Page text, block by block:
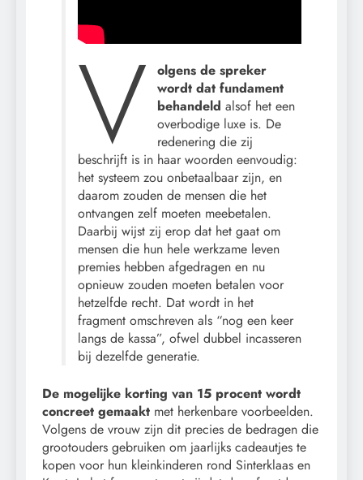
V
olgens de spreker
wordt dat fundament
behandeldalsof het een
overbodige luxe is. De
redenering die zij
beschrijft is in haar woorden eenvoudig:
het systeem zou onbetaalbaar zijn, en
daarom zouden de mensen die het
ontvangen zelf moeten meebetalen.
Daarbij wijst zij erop dat het gaat om
mensen die hun hele werkzame leven
premies hebben afgedragen en nu
opnieuw zouden moeten betalen voor
hetzelfde recht. Dat wordt in het
fragment omschreven als “nog een keer
langs de kassa”, ofwel dubbel incasseren
bij dezelfde generatie.
De mogelijke korting van 15 procent wordt
concreet gemaakt met herkenbare voorbeelden.
Volgens de vrouw zijn dit precies de bedragen die
grootouders gebruiken om jaarlijks cadeautjes te
kopen voor hun kleinkinderen rond Sinterklaas en